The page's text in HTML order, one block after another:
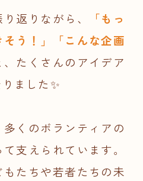
返りながら、
「もっ
う！」「こんな企画
、たくさんのアイデア
ました✨
くのボランティアの
支えられています。
たちや若者たちの未